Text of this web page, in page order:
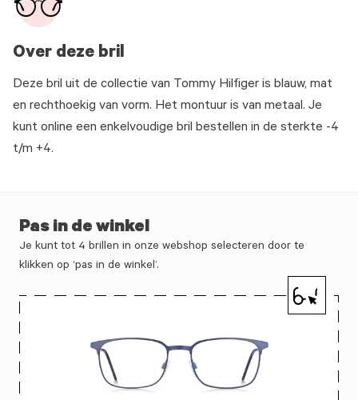
Over deze bril
Deze bril uit de collectie van Tommy Hilfiger is blauw, mat
en rechthoekig van vorm. Het montuur is van metaal. Je
kunt online een enkelvoudige bril bestellen in de sterkte -4
t/m +4.
Pas in de winkel
Je kunt tot 4 brillen in onze webshop selecteren door te
klikken op ‘pas in de winkel’.